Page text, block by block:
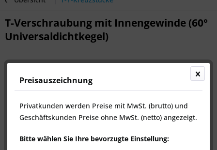
T-Verschraubung mit Innengewinde (60°
Universaldichtkegel)
Preisauszeichnung
Privatkunden werden Preise mit MwSt. (brutto) und
Geschäftskunden Preise ohne MwSt. (netto) angezeigt.
Bitte wählen Sie Ihre bevorzugte Einstellung: